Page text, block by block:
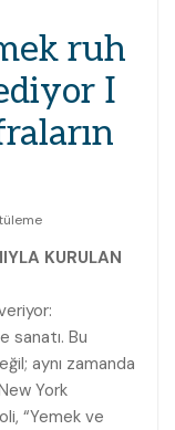
ruh
I
KURULAN
sanatı. Bu
aynı zamanda
York
“Yemek ve